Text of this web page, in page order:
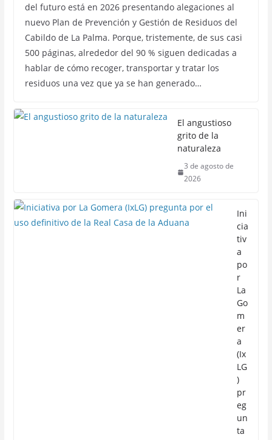
del futuro está en 2026 presentando alegaciones al
nuevo Plan de Prevención y Gestión de Residuos del
Cabildo de La Palma. Porque, tristemente, de sus casi
500 páginas, alrededor del 90 % siguen dedicadas a
hablar de cómo recoger, transportar y tratar los
residuos una vez que ya se han generado…
El angustioso
grito de la
naturaleza
3 de agosto de
2026
Ini
cia
tiv
a
po
r
La
Go
m
er
a
(Ix
LG
)
pr
eg
un
ta